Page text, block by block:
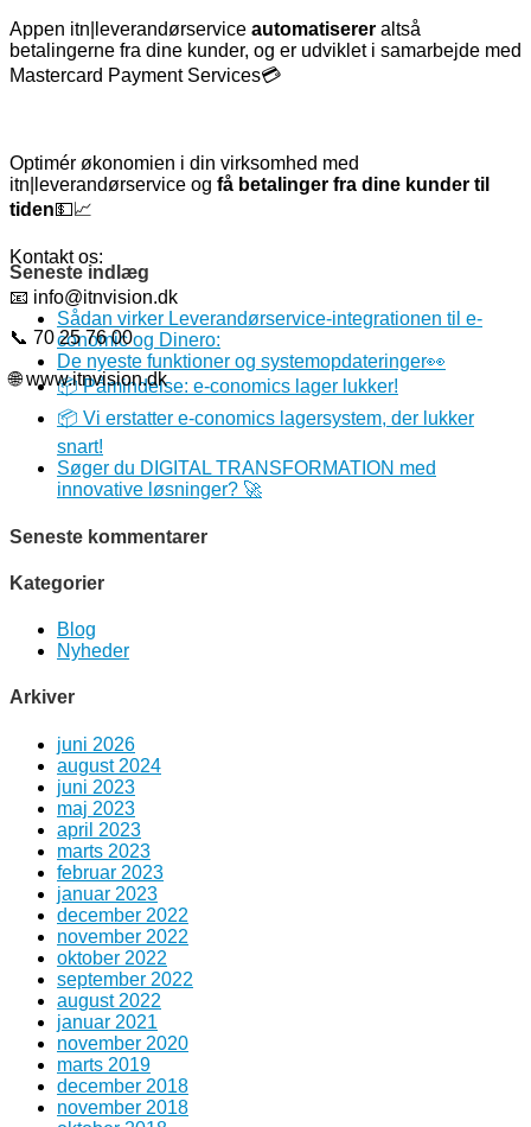
Appen itn|leverandørservice automatiserer altså
betalingerne fra dine kunder, og er udviklet i samarbejde med
Mastercard Payment Services💳
Optimér økonomien i din virksomhed med
itn|leverandørservice og få betalinger fra dine kunder til
tiden💵📈
Kontakt os:
📧 info@itnvision.dk
📞 70 25 76 00
🌐 www.itnvision.dk
Seneste indlæg
Sådan virker Leverandørservice-integrationen til e-
conomic og Dinero:
De nyeste funktioner og systemopdateringer👀
📦 Påmindelse: e-conomics lager lukker!
📦 Vi erstatter e-conomics lagersystem, der lukker
snart!
Søger du DIGITAL TRANSFORMATION med
innovative løsninger? 🚀
Seneste kommentarer
Kategorier
Blog
Nyheder
Arkiver
juni 2026
august 2024
juni 2023
maj 2023
april 2023
marts 2023
februar 2023
januar 2023
december 2022
november 2022
oktober 2022
september 2022
august 2022
januar 2021
november 2020
marts 2019
december 2018
november 2018